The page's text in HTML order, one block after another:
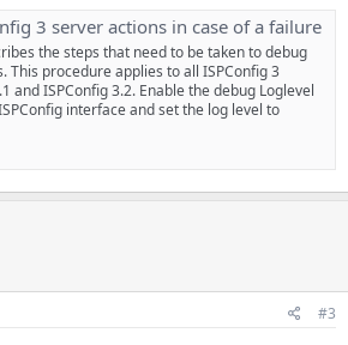
3 server actions in case of a failure
the steps that need to be taken to debug
This procedure applies to all ISPConfig 3
and ISPConfig 3.2. Enable the debug Loglevel
interface and set the log level to
#3